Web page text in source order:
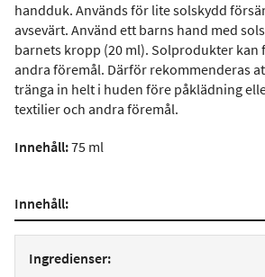
handduk. Används för lite solskydd
avsevärt. Använd ett barns hand med
barnets kropp (20 ml). Solprodukter kan
andra föremål. Därför rekommenderas
tränga in helt i huden före påklädning
textilier och andra föremål.
Innehåll:75 ml
Innehåll:
Ingredienser: